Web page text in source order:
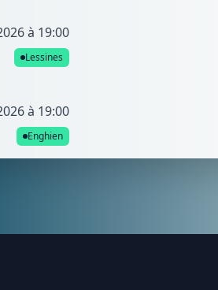
à 19:00
Lessines
à 19:00
Enghien